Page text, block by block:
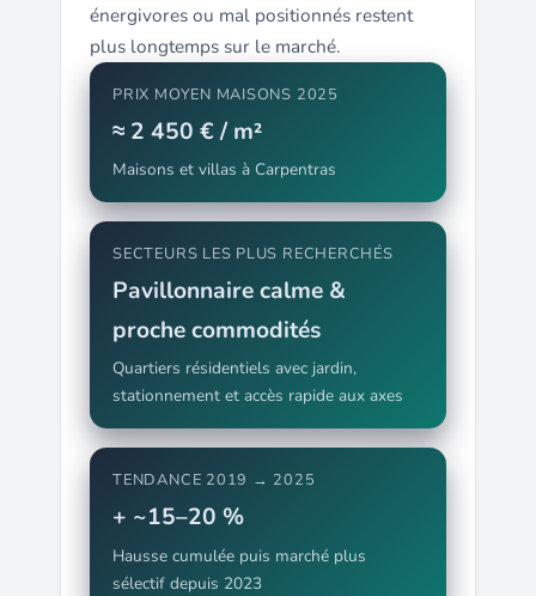
énergivores ou mal positionnés restent
plus longtemps sur le marché.
PRIX MOYEN MAISONS 2025
≈ 2 450 € / m²
Maisons et villas à Carpentras
SECTEURS LES PLUS RECHERCHÉS
Pavillonnaire calme &
proche commodités
Quartiers résidentiels avec jardin,
stationnement et accès rapide aux axes
TENDANCE 2019 → 2025
+ ~15–20 %
Hausse cumulée puis marché plus
sélectif depuis 2023